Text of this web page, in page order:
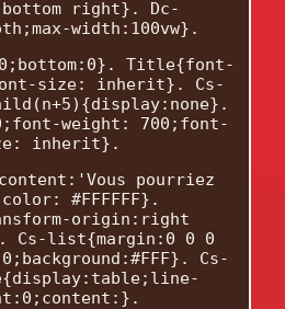
right}. Dc-
width:100vw}.
Title{font-
size: inherit}. Cs-
weight: 700;font-
inherit}.
pourriez
#FFFFFF}.
origin:right
Cs-list{margin:0 0 0
Cs-